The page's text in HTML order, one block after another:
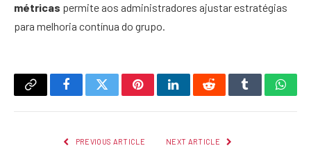
métricas permite aos administradores ajustar estratégias
para melhoria contínua do grupo.
Copy
FacebookTwitterPinterestLinkedInRedditTumblr
PREVIOUS ARTICLE NEXT ARTICLE